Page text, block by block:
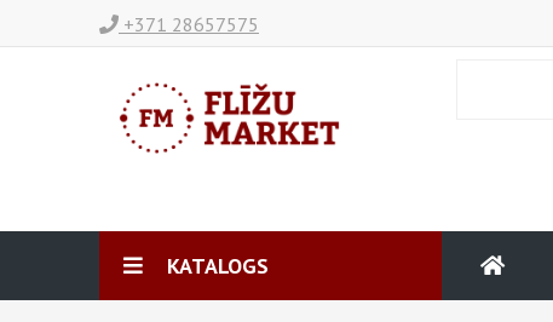
+371 28657575
KATALOGS